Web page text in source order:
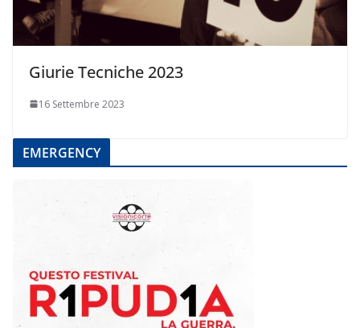
Giurie Tecniche 2023
16 Settembre 2023
EMERGENCY